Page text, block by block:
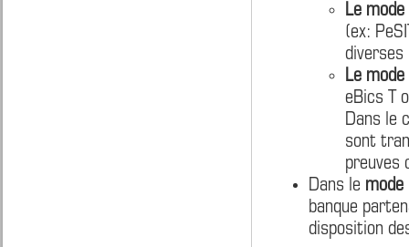
Le
(ex:
diverses
Le
eBics T
Dans le
sont
preuves
Dans le
banque
disposition